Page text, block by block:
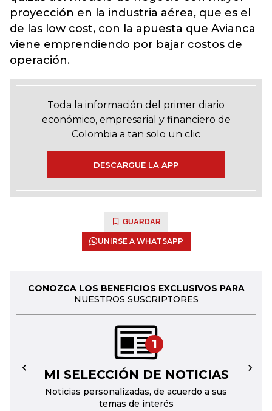
proyección en la industria aérea, que es el
de las low cost, con la apuesta que Avianca
viene emprendiendo por bajar costos de
operación.
Toda la información del primer diario
económico, empresarial y financiero de
Colombia a tan solo un clic
DESCARGUE LA APP
GUARDAR
UNIRSE A WHATSAPP
CONOZCA LOS BENEFICIOS EXCLUSIVOS PARA
NUESTROS SUSCRIPTORES
1
MI SELECCIÓN DE NOTICIAS
Noticias personalizadas, de acuerdo a sus
temas de interés
← →